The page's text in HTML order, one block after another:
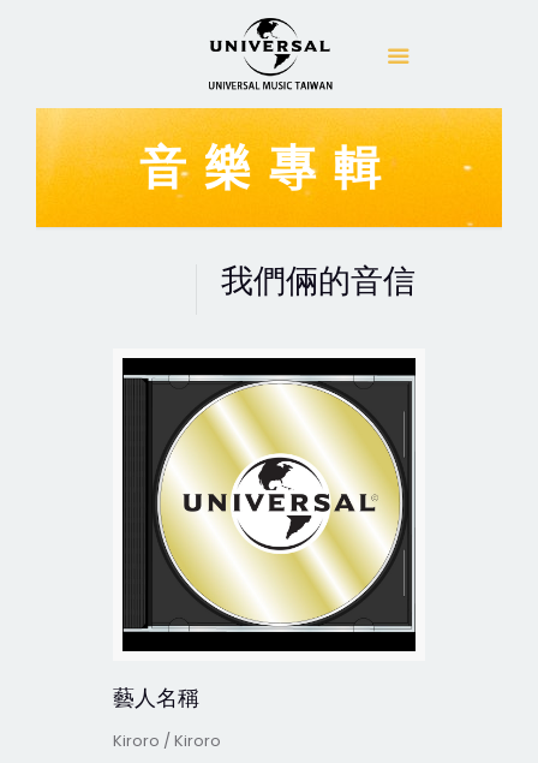
音樂專輯
我們倆的音信
藝人名稱
Kiroro / Kiroro